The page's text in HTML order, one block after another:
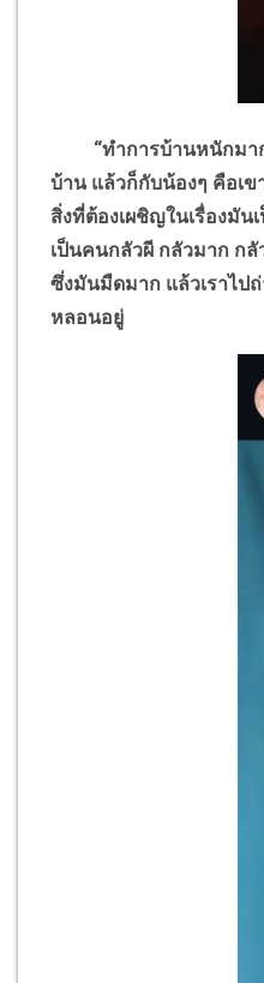
“ทำการบ้านหนักมาก
บ้าน แล้วก็กับน้องๆ คือเข
สิ่งที่ต้องเผชิญในเรื่องมัน
เป็นคนกลัวผี กลัวมาก ก
ซึ่งมันมืดมาก แล้วเราไป
หลอนอยู่